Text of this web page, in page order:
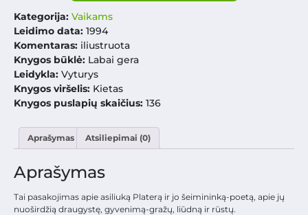
Kategorija: Vaikams
Leidimo data: 1994
Komentaras: iliustruota
Knygos būklė: Labai gera
Leidykla: Vyturys
Knygos viršelis: Kietas
Knygos puslapių skaičius: 136
Aprašymas Atsiliepimai (0)
Aprašymas
Tai pasakojimas apie asiliuką Platerą ir jo šeimininką-poetą, apie jų
nuoširdžią draugystę, gyvenimą-gražų, liūdną ir rūstų.